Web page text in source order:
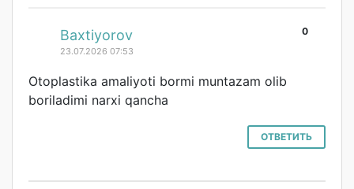
0
Baxtiyorov
23.07.2026 07:53
Otoplastika amaliyoti bormi muntazam olib
boriladimi narxi qancha
ОТВЕТИТЬ